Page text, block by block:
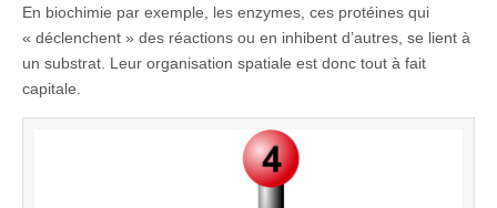
En biochimie par exemple, les enzymes, ces protéines qui
« déclenchent » des réactions ou en inhibent d’autres, se lient à
un substrat. Leur organisation spatiale est donc tout à fait
capitale.